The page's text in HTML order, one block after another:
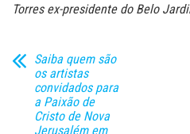
Torres ex-presidente do Belo
Saiba quem são
os artistas
convidados para
a Paixão de
Cristo de Nova
Jerusalém em